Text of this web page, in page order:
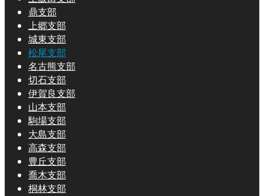
鼎支部
上郷支部
城東支部
松尾支部
名古熊支部
切石支部
伊賀良支部
山本支部
駒場支部
大島支部
高森支部
豊丘支部
喬木支部
桐林支部